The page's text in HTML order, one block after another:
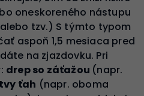
oneskoreného nástupu
tzv.) S týmto typom
aspoň 1,5 mesiaca pred
na zjazdovku. Pri
drep so záťažou (napr.
ťah (napr. oboma